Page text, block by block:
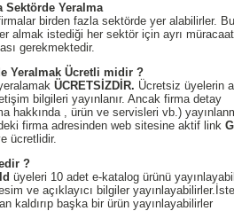
Sektörde Yeralma
birden fazla sektörde yer alabilirler.
almak istediği her sektör için ayrı müracaat
gerekmektedir.
Yeralmak Ücretli midir ?
ÜCRETSİZDİR. Ücretsiz üyelerin
bilgileri yayınlanır. Ancak firma detay
hakkında , ürün ve servisleri vb.)
firma adresinden web sitesine aktif link
ücretlidir.
?
üyeleri 10 adet e-katalog ürünü
ve açıklayıcı bilgiler
kaldırıp başka bir ürün yayınlayabilirler